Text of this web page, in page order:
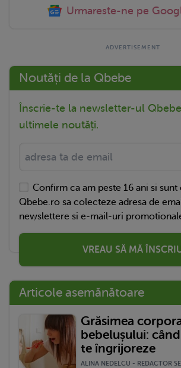
Urmareste-ne pe
Noutăți de la Qbebe
Înscrie-te la newsletter-ul
ultimele noutăți.
Confirm ca am peste 16 ani si
Qbebe.ro sa colecteze adresa de
newslettere si e-mail-uri
VREAU SĂ MĂ
Articole asemănătoare
Grăsimea
bebelușului:
te îngrijoreze
ALINA NEDELCU - REDACTOR